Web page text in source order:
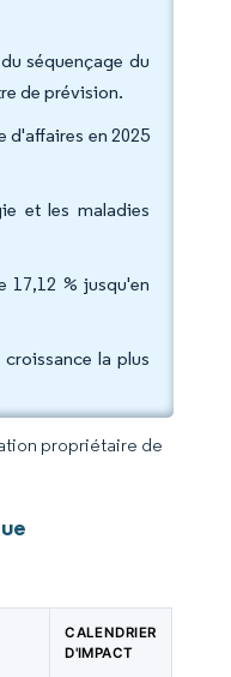
séquençage du
de prévision.
d'affaires en 2025
et les maladies
17,12 % jusqu'en
la plus
propriétaire de
CALENDRIER
D'IMPACT